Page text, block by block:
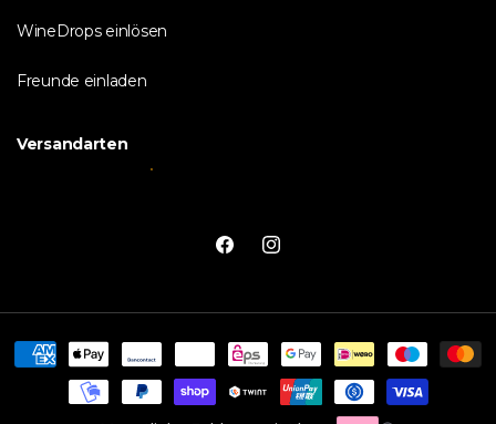
WineDrops einlösen
Freunde einladen
Versandarten
FacebookInstagram
Zahlungsmethoden